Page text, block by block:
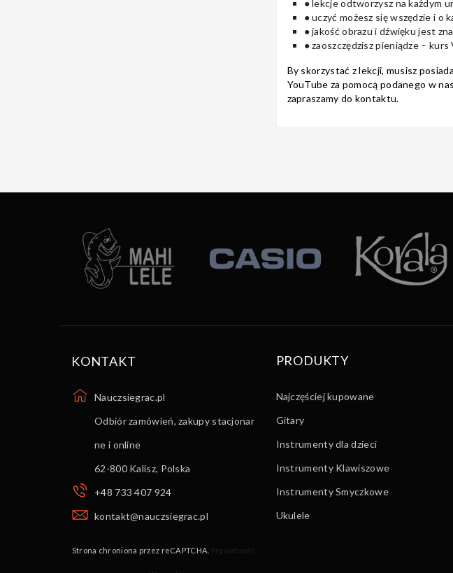
● lekcje odtworzysz na każdym
● uczyć możesz się wszędzie i o
● jakość obrazu i dźwięku jest
● zaoszczędzisz pieniądze –
By skorzystać z lekcji, musisz
YouTube za pomocą podanego w
zapraszamy do kontaktu.
KONTAKT
Nauczsiegrac.pl
Odbiór zamówień, zakupy stacjonar
ne i online
62-800 Kalisz, Polska
+48 733 407 924
kontakt@nauczsiegrac.pl
Strona chroniona przez reCAPTCHA. Prywatność
PRODUKTY
Najczęściej kupowane
Gitary
Instrumenty dla dzieci
Instrumenty Klawiszowe
Instrumenty Smyczkowe
Ukulele